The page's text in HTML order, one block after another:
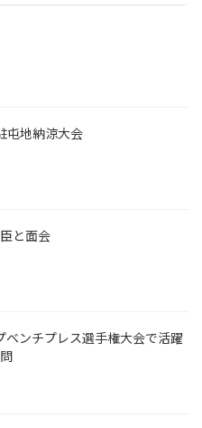
屯地納涼大会
と面会
ベンチプレス選手権大会で活躍